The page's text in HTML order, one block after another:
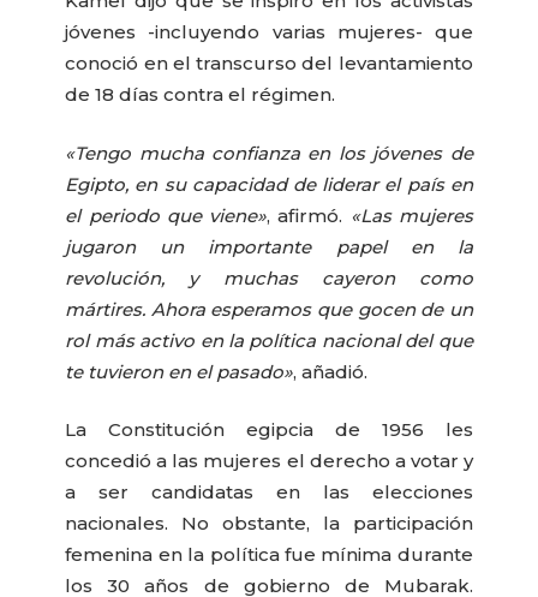
jóvenes -incluyendo varias mujeres- que
conoció en el transcurso del levantamiento
de 18 días contra el régimen.
«Tengo mucha confianza en los jóvenes de
Egipto, en su capacidad de liderar el país en
el periodo que viene», afirmó. «Las mujeres
jugaron un importante papel en la
revolución, y muchas cayeron como
mártires. Ahora esperamos que gocen de un
rol más activo en la política nacional del que
te tuvieron en el pasado», añadió.
La Constitución egipcia de 1956 les
concedió a las mujeres el derecho a votar y
a ser candidatas en las elecciones
nacionales. No obstante, la participación
femenina en la política fue mínima durante
los 30 años de gobierno de Mubarak.